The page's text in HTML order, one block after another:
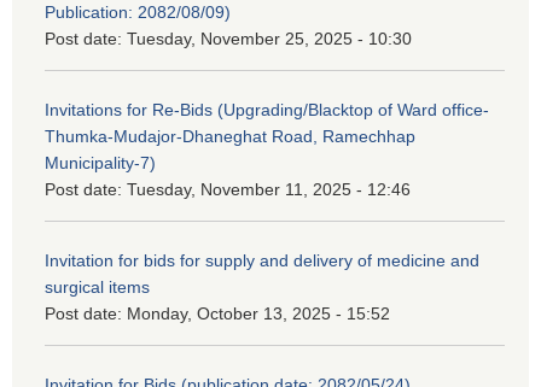
Publication: 2082/08/09)
Post date: Tuesday, November 25, 2025 - 10:30
Invitations for Re-Bids (Upgrading/Blacktop of Ward office-
Thumka-Mudajor-Dhaneghat Road, Ramechhap
Municipality-7)
Post date: Tuesday, November 11, 2025 - 12:46
Invitation for bids for supply and delivery of medicine and
surgical items
Post date: Monday, October 13, 2025 - 15:52